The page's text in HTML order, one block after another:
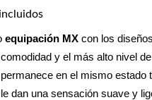
equipación MX con los
y el más alto nivel
permanece en el mismo estado
le dan una sensación suave y